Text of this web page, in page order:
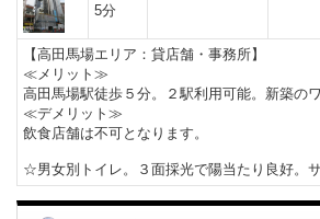
5分
【高田馬場エリア：貸店舗・事務所】
≪メリット≫
高田馬場駅徒歩５分。２駅利用可能。新築の
≪デメリット≫
飲食店舗は不可となります。
☆男女別トイレ。３面採光で陽当たり良好。